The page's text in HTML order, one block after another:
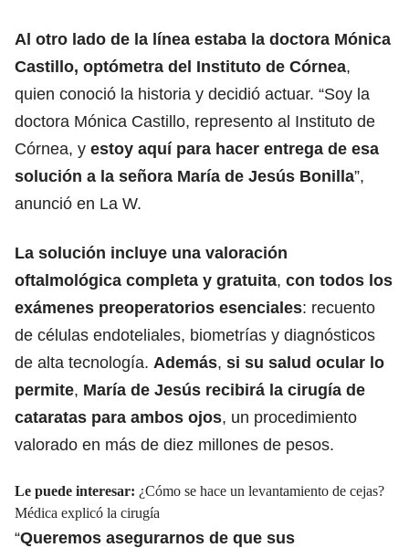
Al otro lado de la línea estaba la doctora Mónica
Castillo, optómetra del Instituto de Córnea,
quien conoció la historia y decidió actuar. “Soy la
doctora Mónica Castillo, represento al Instituto de
Córnea, y estoy aquí para hacer entrega de esa
solución a la señora María de Jesús Bonilla”,
anunció en La W.
La solución incluye una valoración
oftalmológica completa y gratuita, con todos los
exámenes preoperatorios esenciales: recuento
de células endoteliales, biometrías y diagnósticos
de alta tecnología. Además, si su salud ocular lo
permite, María de Jesús recibirá la cirugía de
cataratas para ambos ojos, un procedimiento
valorado en más de diez millones de pesos.
Le puede interesar: ¿Cómo se hace un levantamiento de cejas?
Médica explicó la cirugía
“Queremos asegurarnos de que sus